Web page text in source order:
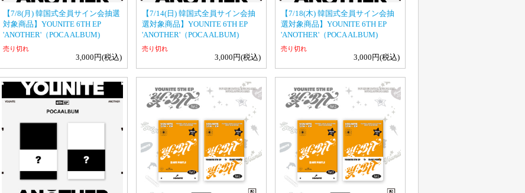
【7/8(月) 韓国式全員サイン会抽選
対象商品】YOUNITE 6TH EP
'ANOTHER'（POCA ALBUM)
売り切れ
3,000円(税込)
【7/14(日) 韓国式全員サイン会抽
選対象商品】YOUNITE 6TH EP
'ANOTHER'（POCA ALBUM)
売り切れ
3,000円(税込)
【7/18(木) 韓国式全員サイン会抽
選対象商品】YOUNITE 6TH EP
'ANOTHER'（POCA ALBUM)
売り切れ
3,000円(税込)